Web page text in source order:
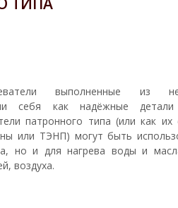
выполненные из
себя как надёжные
патронного типа (или как
или ТЭНП) могут быть
но и для нагрева воды и
воздуха.